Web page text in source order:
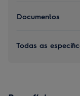
Documentos
Todas as